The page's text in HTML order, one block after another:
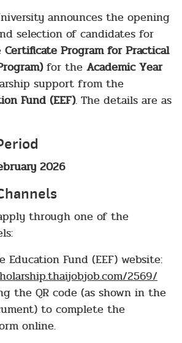
announces the opening
selection of candidates for
Certificate Program for Practical
for the Academic Year
support from the
Fund (EEF). The details are as
2026
through one of the
Education Fund (EEF) website:
2569/
the QR code (as shown in the
to complete the
online.